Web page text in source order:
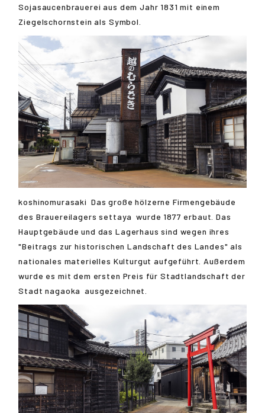
Sojasaucenbrauerei aus dem Jahr 1831 mit einem
Ziegelschornstein als Symbol.
koshinomurasaki Das große hölzerne Firmengebäude
des Brauereilagerssettaya wurde 1877 erbaut. Das
Hauptgebäude und das Lagerhaus sind wegen ihres
"Beitrags zur historischen Landschaft des Landes" als
nationales materielles Kulturgut aufgeführt. Außerdem
wurde es mit dem ersten Preis für Stadtlandschaft der
Stadtnagaoka ausgezeichnet.